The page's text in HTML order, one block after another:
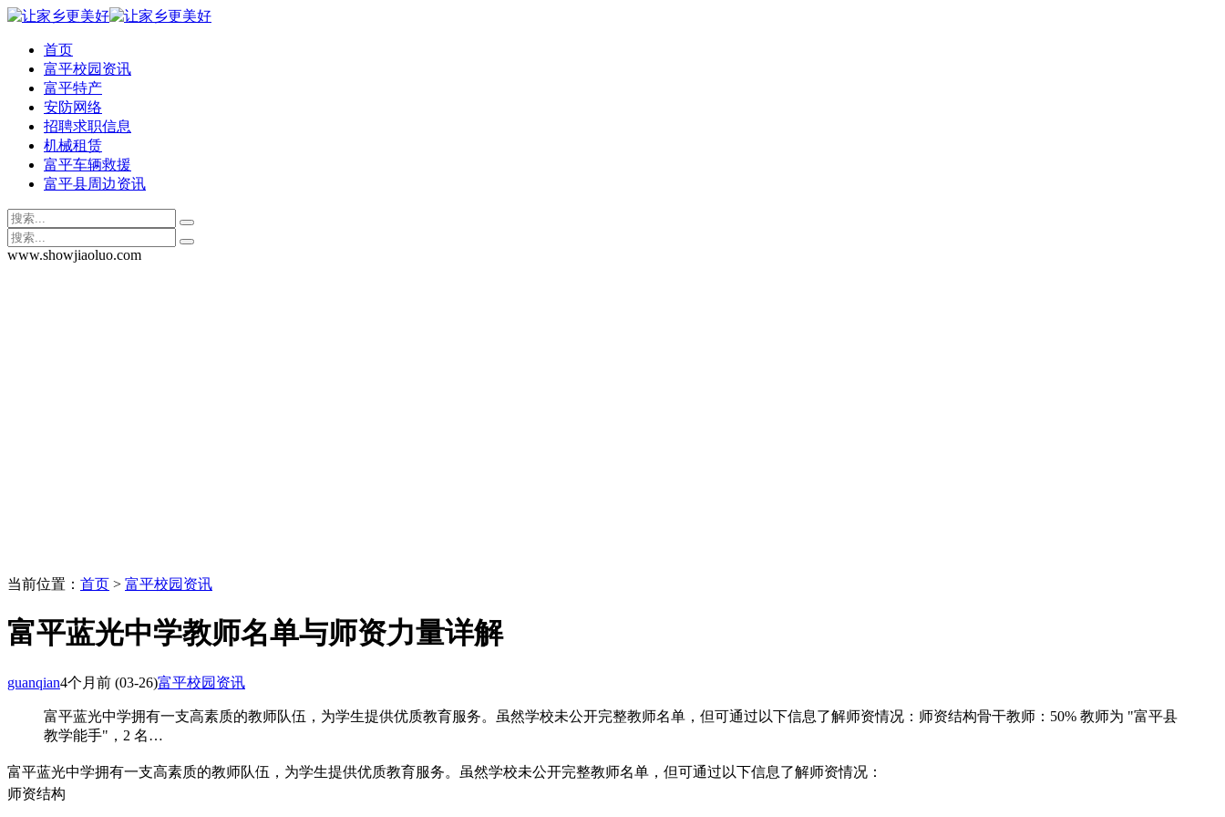
首页
富平校园资讯
富平特产
安防网络
招聘求职信息
机械租赁
富平车辆救援
富平县周边资讯
www.showjiaoluo.com
当前位置： 首页 > 富平校园资讯
富平蓝光中学教师名单与师资力量详解
guanqian4个月前 (03-26)富平校园资讯
富平蓝光中学拥有一支高素质的教师队伍，为学生提供优质教育服务。虽然学校未公开完整教师名单，但可通过以下信息了解师资情况：师资结构骨干教师：50% 教师为 "富平县
教学能手"，2 名…
富平蓝光中学拥有一支高素质的教师队伍，为学生提供优质教育服务。虽然学校未公开完整教师名单，但可通过以下信息了解师资情况：
师资结构